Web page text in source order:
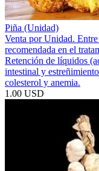
Piña (Unidad)
Venta por Unidad. Entre
recomendada en el
Retención de líquidos
intestinal y
colesterol y anemia.
1.00 USD